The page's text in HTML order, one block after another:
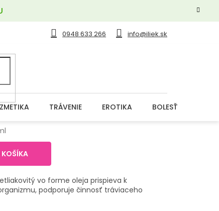
0948 633 266 info@iliek.sk
TRÁVENIE EROTIKA BOLESŤ
vo forme oleja prispieva k
podporuje činnosť tráviaceho